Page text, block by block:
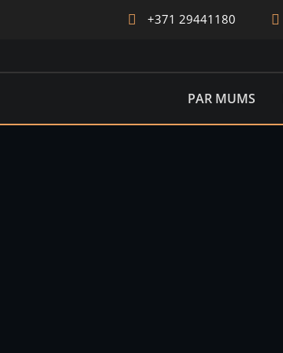
+371 29441180
PAR MUMS